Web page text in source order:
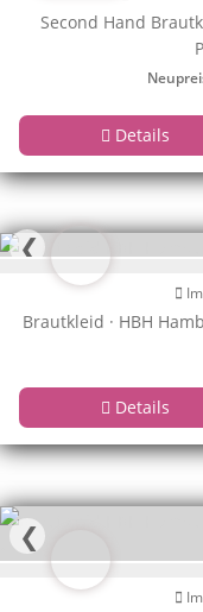
Second Hand
Details
❮
Brautkleid · HBH
Details
❮